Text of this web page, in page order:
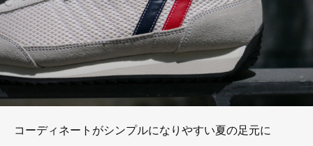
コーディネートがシンプルになりやすい夏の足元に